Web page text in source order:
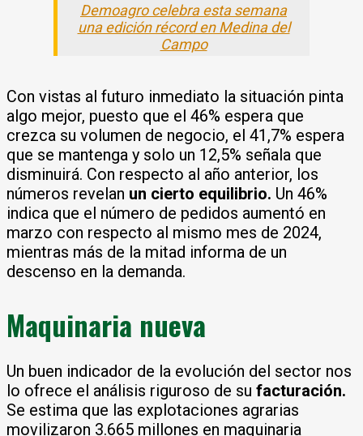
Demoagro celebra esta semana
una edición récord en Medina del
Campo
Con vistas al futuro inmediato la situación pinta
algo mejor, puesto que el 46% espera que
crezca su volumen de negocio, el 41,7% espera
que se mantenga y solo un 12,5% señala que
disminuirá. Con respecto al año anterior, los
números revelan un cierto equilibrio. Un 46%
indica que el número de pedidos aumentó en
marzo con respecto al mismo mes de 2024,
mientras más de la mitad informa de un
descenso en la demanda.
Maquinaria nueva
Un buen indicador de la evolución del sector nos
lo ofrece el análisis riguroso de su facturación.
Se estima que las explotaciones agrarias
movilizaron 3.665 millones en maquinaria